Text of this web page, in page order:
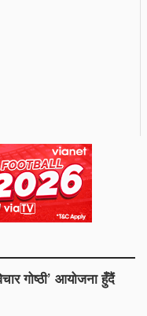
गोष्ठी’ आयोजना हुँदैं